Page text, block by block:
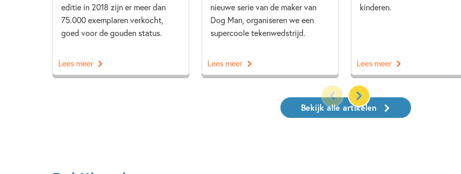
editie in 2018 zijn er meer dan
75.000 exemplaren verkocht,
goed voor de gouden status.
Lees meer
nieuwe serie van de maker van
Dog Man, organiseren we een
supercoole tekenwedstrijd.
Lees meer
kinderen.
Lees meer
Bekijk alle artikelen